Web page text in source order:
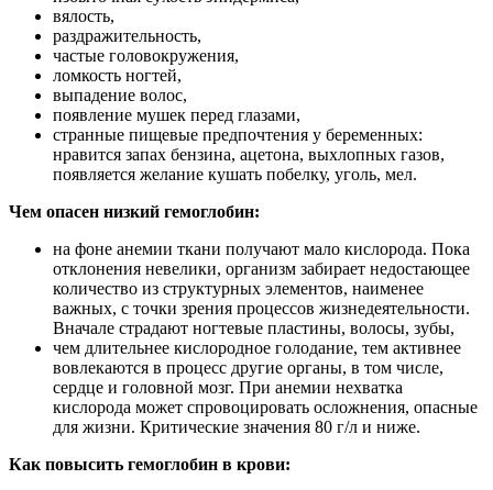
вялость,
раздражительность,
частые головокружения,
ломкость ногтей,
выпадение волос,
появление мушек перед глазами,
странные пищевые предпочтения у беременных:
нравится запах бензина, ацетона, выхлопных газов,
появляется желание кушать побелку, уголь, мел.
Чем опасен низкий гемоглобин:
на фоне анемии ткани получают мало кислорода. Пока
отклонения невелики, организм забирает недостающее
количество из структурных элементов, наименее
важных, с точки зрения процессов жизнедеятельности.
Вначале страдают ногтевые пластины, волосы, зубы,
чем длительнее кислородное голодание, тем активнее
вовлекаются в процесс другие органы, в том числе,
сердце и головной мозг. При анемии нехватка
кислорода может спровоцировать осложнения, опасные
для жизни. Критические значения 80 г/л и ниже.
Как повысить гемоглобин в крови: